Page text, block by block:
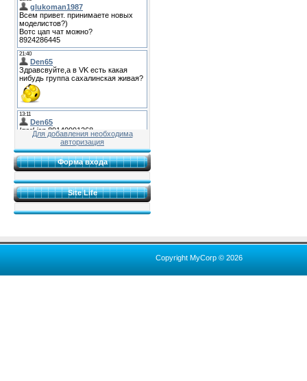
Для добавления необходима
авторизация
Форма входа
Site Life
Copyright MyCorp © 2026